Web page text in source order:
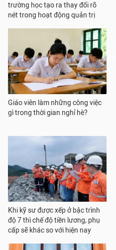
trường học tạo ra thay đổi rõ
nét trong hoạt động quản trị
Giáo viên làm những công việc
gì trong thời gian nghỉ hè?
Khi kỹ sư được xếp ở bậc trình
độ 7 thì chế độ tiền lương, phụ
cấp sẽ khác so với hiện nay